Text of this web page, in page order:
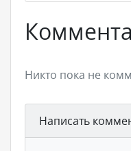
Никто пока не
Написать